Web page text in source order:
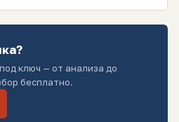
ключ — от анализа до
бесплатно.